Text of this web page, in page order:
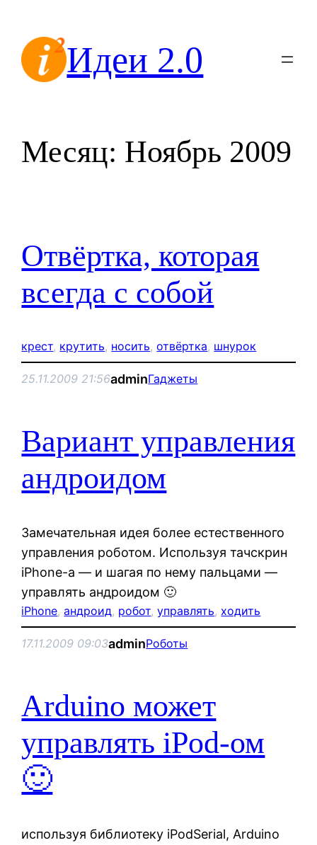
содержимомуИдеи 2.0
Месяц: Ноябрь 2009
Отвёртка, которая
всегда с собой
крест, крутить, носить, отвёртка, шнурок
25.11.2009 21:56adminГаджеты
Вариант управления
андроидом
Замечательная идея более естественного
управления роботом. Используя тачскрин
iPhone-а — и шагая по нему пальцами —
управлять андроидом 🙂
iPhone, андроид, робот, управлять, ходить
17.11.2009 09:03adminРоботы
Arduino может
управлять iPod-ом
🙂
используя библиотеку iPodSerial, Arduino